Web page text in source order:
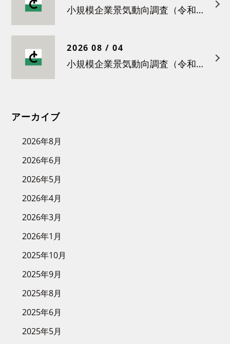
小規模企業景気動向調査（令和８年４月）結果について
2026 08 / 04
小規模企業景気動向調査（令和８年３月）結果について
アーカイブ
2026年8月
2026年6月
2026年5月
2026年4月
2026年3月
2026年1月
2025年10月
2025年9月
2025年8月
2025年6月
2025年5月